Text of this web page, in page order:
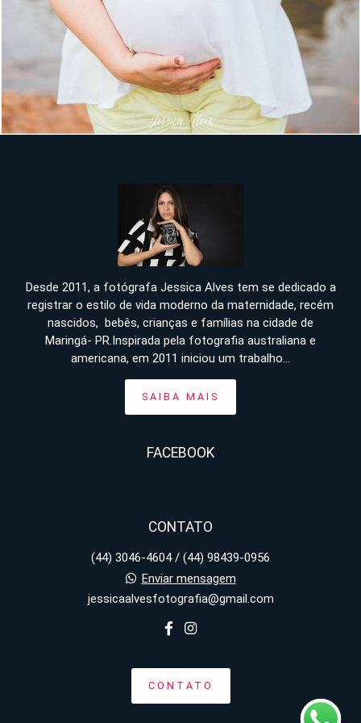
Desde 2011, a fotógrafa Jessica Alves tem se dedicado a
registrar o estilo de vida moderno da maternidade, recém
nascidos, bebês, crianças e famílias na cidade de
Maringá- PR.Inspirada pela fotografia australiana e
americana, em 2011 iniciou um trabalho...
SAIBA MAIS
FACEBOOK
CONTATO
(44) 3046-4604 / (44) 98439-0956
Enviar mensagem
jessicaalvesfotografia@gmail.com
CONTATO